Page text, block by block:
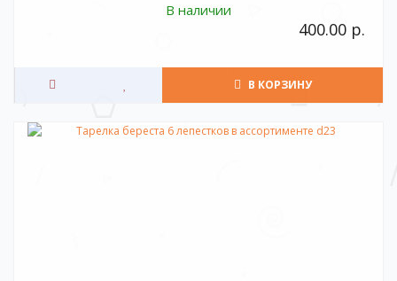
В наличии
400.00 р.
В КОРЗИНУ